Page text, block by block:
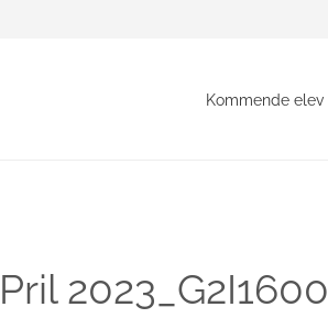
Kommende elev
2023_G2I1600